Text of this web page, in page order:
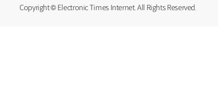
Copyright © Electronic Times Internet. All Rights Reserved.